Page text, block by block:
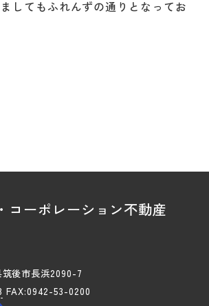
してもふれんずの通りとなってお
コーポレーション不動産
後市長浜2090-7
FAX:0942-53-0200